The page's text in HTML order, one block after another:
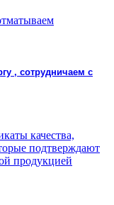
, сотрудничаем с
качества,
подтверждают
продукцией